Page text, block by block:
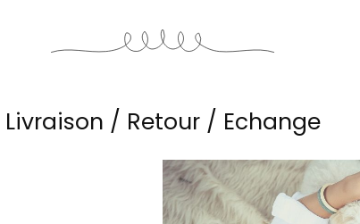
Livraison / Retour / Echange